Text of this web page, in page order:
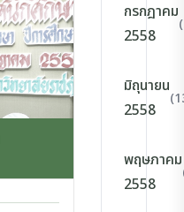
กรกฎาคม
2558
มิถุนายน
2558
พฤษภาคม
2558